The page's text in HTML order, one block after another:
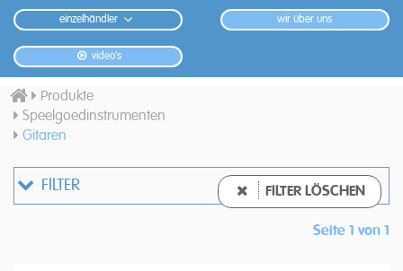
einzelhändler wir über uns
video's
Produkte
Speelgoedinstrumenten
Gitaren
FILTER FILTER LÖSCHEN
Seite 1 von 1